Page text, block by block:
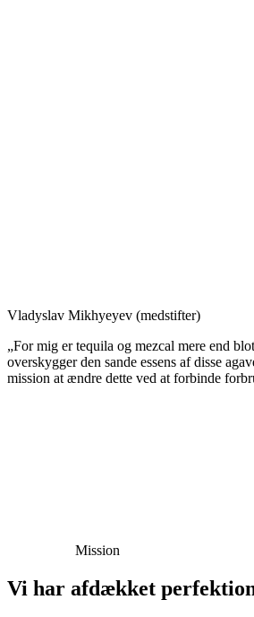
Vladyslav Mikhyeyev (medstifter)
„For mig er tequila og mezcal mere end
overskygger den sande essens af disse
mission at ændre dette ved at forbinde
Mission
Vi har afdækket